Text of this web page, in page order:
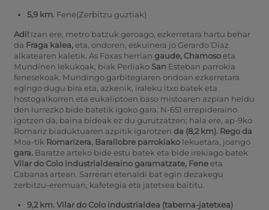
5,9 km. Fene(Zerbitzu guztiak)
Adi!Izan ere, metro batzuk geroago, ezkerretara hartu behar
da Fraga kalea,eta, ondoren, eskuinera jo Gerardo Díaz
alkatearen kaletik. As Foxas herrian gaude, Chamosoeta
Mundínen lekukoak, biak Perliako San Esteban parrokia
fenesekoak. Mundingo garbitegiaren ondoan ezkerretara
egingo dugu bira eta, azkenik, iraleku itxo batek eta
hostogalkorren eta eukaliptoen baso mistoaren azpian heldu
den lurrezko bide batetik igoko gara. N-651 errepideraino
igotzen da, baina bideak ez du gurutzatzen; hala ere, ap-9ko
Romariz biaduktuaren azpitik igarotzen da (8,2km). Rego da
Moa-tik Romarizera, Barallobre parrokiakolekuetara, joango
gara. Baratze arteko bide estu batek eta bide irekiago batek
Vilar do Colo industrialderaino garamatzate, Feneeta
Cabanas artean. Sarreran etenaldi bat egin dezakegu
zerbitzu-eremuan, kafetegia eta jatetxea baititu.
9,2 km. Vilar do Colo industrialdea (taberna-jatetxea)